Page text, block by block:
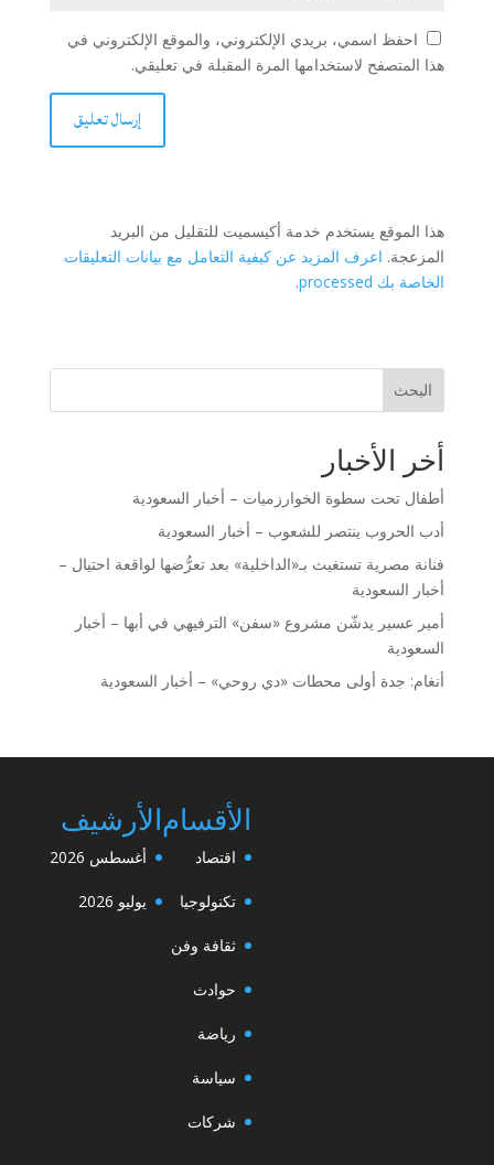
احفظ اسمي، بريدي الإلكتروني، والموقع الإلكتروني في
هذا المتصفح لاستخدامها المرة المقبلة في تعليقي.
هذا الموقع يستخدم خدمة أكيسميت للتقليل من البريد
المزعجة. اعرف المزيد عن كيفية التعامل مع بيانات التعليقات
الخاصة بك processed
.
البحث
أخر الأخبار
أطفال تحت سطوة الخوارزميات – أخبار السعودية
أدب الحروب ينتصر للشعوب – أخبار السعودية
فنانة مصرية تستغيث بـ«الداخلية» بعد تعرُّضها لواقعة احتيال –
أخبار السعودية
أمير عسير يدشّن مشروع «سفن» الترفيهي في أبها – أخبار
السعودية
أنغام: جدة أولى محطات «دي روحي» – أخبار السعودية
الأرشيف
أغسطس 2026
يوليو 2026
الأقسام
اقتصاد
تكنولوجيا
ثقافة وفن
حوادث
رياضة
سياسة
شركات